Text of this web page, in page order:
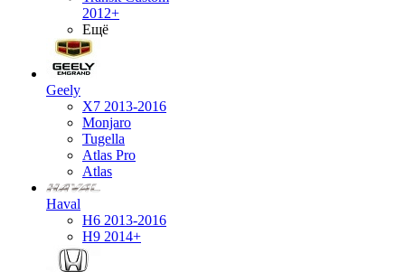
2012+
Ещё
Geely
X7 2013-2016
Monjaro
Tugella
Atlas Pro
Atlas
Haval
H6 2013-2016
H9 2014+